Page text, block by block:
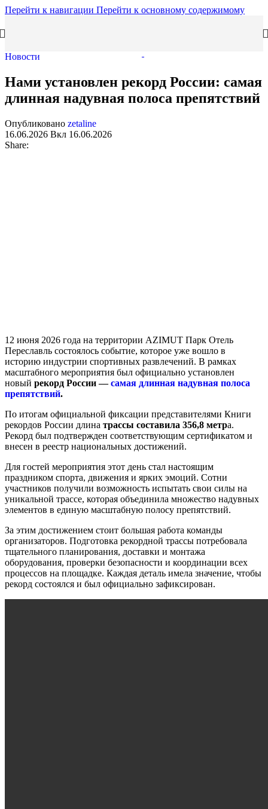
Перейти к навигации Перейти к основному содержимому
Новости
Нами установлен рекорд России: самая
длинная надувная полоса препятствий
Опубликовано zetaline
16.06.2026 Вкл 16.06.2026
Share:
12 июня 2026 года на территории AZIMUT Парк Отель
Переславль состоялось событие, которое уже вошло в
историю индустрии спортивных развлечений. В рамках
масштабного мероприятия был официально установлен
новый рекорд России —самая длинная надувная полоса
препятствий.
По итогам официальной фиксации представителями Книги
рекордов России длина трассы составила 356,8 метра.
Рекорд был подтвержден соответствующим сертификатом и
внесен в реестр национальных достижений.
Для гостей мероприятия этот день стал настоящим
праздником спорта, движения и ярких эмоций. Сотни
участников получили возможность испытать свои силы на
уникальной трассе, которая объединила множество надувных
элементов в единую масштабную полосу препятствий.
За этим достижением стоит большая работа команды
организаторов. Подготовка рекордной трассы потребовала
тщательного планирования, доставки и монтажа
оборудования, проверки безопасности и координации всех
процессов на площадке. Каждая деталь имела значение, чтобы
рекорд состоялся и был официально зафиксирован.